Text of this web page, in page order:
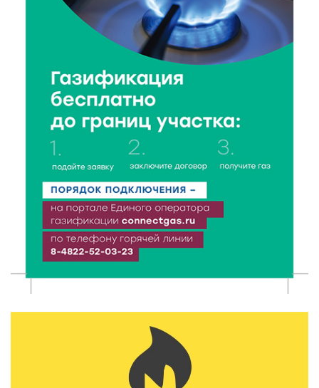
7 Авг 2026 19:02 316
Ботанические лаборатории в школах: Тверская
область запускает масштабный экопроект
7 Авг 2026 18:52 645
В Ржеве чествовали работников строительной
отрасли
7 Авг 2026 18:10 196
Зарядка со стражем порядка объединила детей в
«Чайке»
7 Авг 2026 18:02 456
День арбуза отметили ребята в Андреапольском